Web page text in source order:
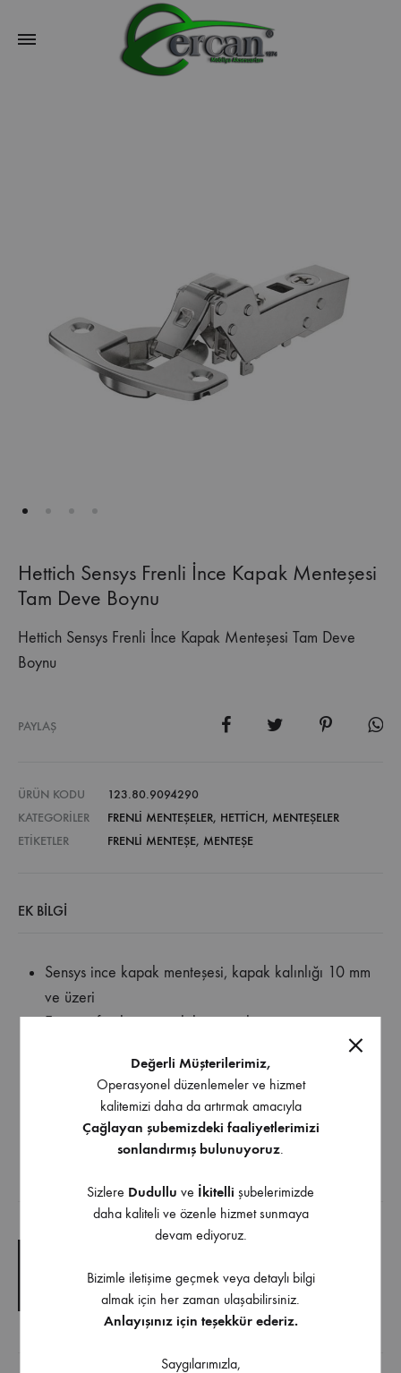
Hettich Sensys Frenli İnce Kapak Menteşesi
Tam Deve Boynu
Hettich Sensys Frenli İnce Kapak Menteşesi Tam Deve
Boynu
PAYLAŞ
ÜRÜN KODU
123.80.9094290
KATEGORILER
FRENLI MENTEŞELER, HETTICH, MENTEŞELER
ETIKETLER
FRENLI MENTEŞE, MENTEŞE
EK BILGI
Sensys ince kapak menteşesi, kapak kalınlığı 10 mm
ve üzeri
Entegre frenli, otomatik kapatmalı
Kapak kalınlığı için 10 – 19 mm
Tas derinliği 7,8 mm
Entegre bindirme ayarı +2 mm / -2 mm
Entegre derinlik ayarı +3 mm / -2 mm
İndirilebilir İçerik
TEKNIK ŞARTNAME
Değerli Müşterilerimiz,
Operasyonel düzenlemeler ve hizmet
kalitemizi daha da artırmak amacıyla
Çağlayan şubemizdeki faaliyetlerimizi
sonlandırmış bulunuyoruz
Sizlere Dudullu ve İkitelli şubelerimizde
daha kaliteli ve özenle hizmet sunmaya
devam ediyoruz.
Bizimle iletişime geçmek veya detaylı bilgi
almak için her zaman ulaşabilirsiniz.
Anlayışınız için teşekkür ederiz.
Saygılarımızla,